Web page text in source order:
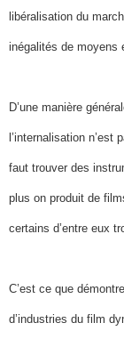
libéralisation du
inégalités de moyens
D’une manière
l’internalisation n’est
faut trouver des
plus on produit de
certains d’entre eux
C’est ce que
d’industries du film